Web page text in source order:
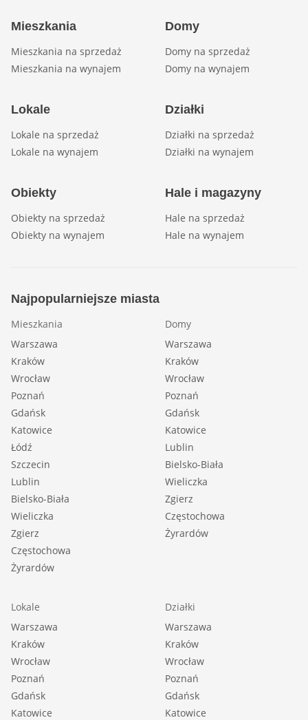
Mieszkania
Mieszkania na sprzedaż
Mieszkania na wynajem
Domy
Domy na sprzedaż
Domy na wynajem
Lokale
Lokale na sprzedaż
Lokale na wynajem
Działki
Działki na sprzedaż
Działki na wynajem
Obiekty
Obiekty na sprzedaż
Obiekty na wynajem
Hale i magazyny
Hale na sprzedaż
Hale na wynajem
Najpopularniejsze miasta
Mieszkania
Warszawa
Kraków
Wrocław
Poznań
Gdańsk
Katowice
Łódź
Szczecin
Lublin
Bielsko-Biała
Wieliczka
Zgierz
Częstochowa
Żyrardów
Domy
Warszawa
Kraków
Wrocław
Poznań
Gdańsk
Katowice
Lublin
Bielsko-Biała
Wieliczka
Zgierz
Częstochowa
Żyrardów
Lokale
Warszawa
Kraków
Wrocław
Poznań
Gdańsk
Katowice
Działki
Warszawa
Kraków
Wrocław
Poznań
Gdańsk
Katowice